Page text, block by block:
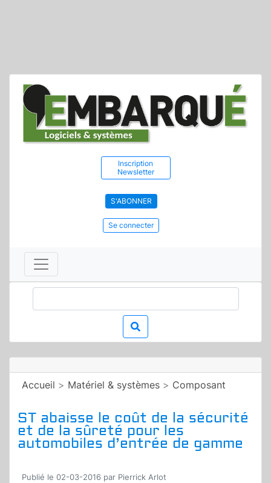
Inscription
Newsletter
S'ABONNER
Se connecter
Accueil > Matériel & systèmes > Composant
ST abaisse le coût de la sécurité
et de la sûreté pour les
automobiles d’entrée de gamme
Publié le 02-03-2016 par Pierrick Arlot